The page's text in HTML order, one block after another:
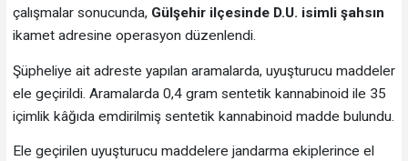
çalışmalar sonucunda, Gülşehir ilçesinde D.U. isimli şahsın
ikamet adresine operasyon düzenlendi.
Şüpheliye ait adreste yapılan aramalarda, uyuşturucu maddeler
ele geçirildi. Aramalarda 0,4 gram sentetik kannabinoid ile 35
içimlik kâğıda emdirilmiş sentetik kannabinoid madde bulundu.
Ele geçirilen uyuşturucu maddelere jandarma ekiplerince el